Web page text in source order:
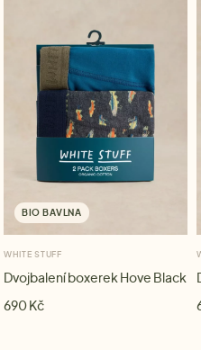
BIO BAVLNA
WHITE STUFF
Dvojbalení boxerek Hove Black
690 Kč